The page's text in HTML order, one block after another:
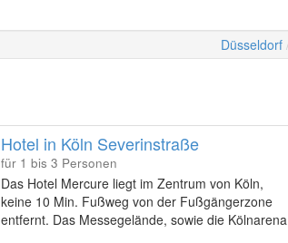
Düsseldorf
Hotel in Köln Severinstraße
für 1 bis 3 Personen
Das Hotel Mercure liegt im Zentrum von Köln,
keine 10 Min. Fußweg von der Fußgängerzone
entfernt. Das Messegelände, sowie die Kölnarena